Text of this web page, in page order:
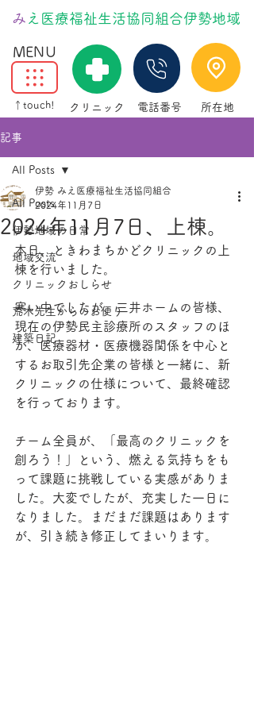
MENU
​ みえ医療福祉生活協同組合伊勢地域
↑touch! クリニック 電話番号 所在地
記事
All Posts
伊勢地域の日常
地域交流
クリニックおしらせ
荒木先生からのお便り
建築日記
All Posts
2024年11月7日、上棟。
伊勢 みえ医療福祉生活協同組合
2024年11月7日
本日、ときわまちかどクリニックの上
棟を行いました。
寒い中でしたが、三井ホームの皆様、
現在の伊勢民主診療所のスタッフのほ
か、医療器材・医療機器関係を中心と
するお取引先企業の皆様と一緒に、新
クリニックの仕様について、最終確認
を行っております。
チーム全員が、「最高のクリニックを
創ろう！」という、燃える気持ちをも
って課題に挑戦している実感がありま
した。大変でしたが、充実した一日に
なりました。まだまだ課題はあります
が、引き続き修正してまいります。